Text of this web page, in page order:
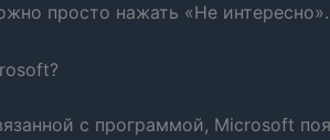
просто нажать «Не интересно».
с программой, Microsoft